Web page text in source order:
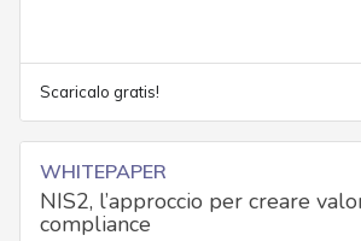
Scaricalo gratis!
WHITEPAPER
NIS2, l’approccio per creare
compliance